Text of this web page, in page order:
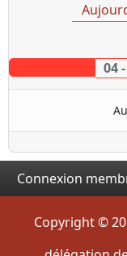
04
Connexion
Copyright ©